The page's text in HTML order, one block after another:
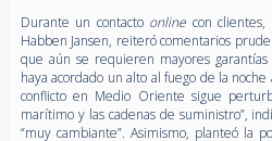
Durante un contacto online con
Habben Jansen, reiteró comentarios
que aún se requieren mayores
haya acordado un alto al fuego de la
conflicto en Medio Oriente sigue
marítimo y las cadenas de suministro”,
“muy cambiante”. Asimismo, planteó la